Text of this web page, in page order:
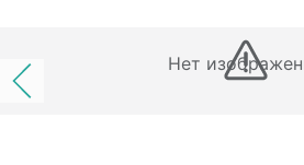
Нет